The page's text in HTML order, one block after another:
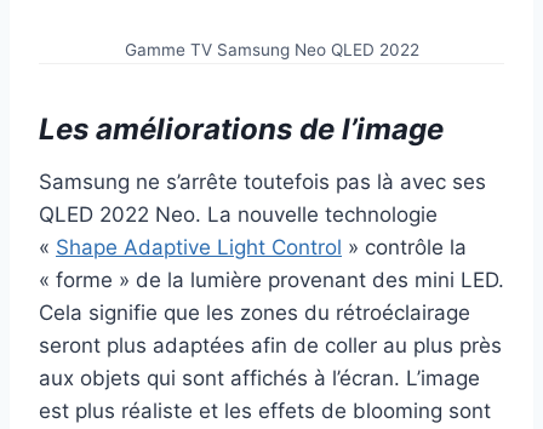
Gamme TV Samsung Neo QLED 2022
Les améliorations de l’image
Samsung ne s’arrête toutefois pas là avec ses
QLED 2022 Neo. La nouvelle technologie
« Shape Adaptive Light Control » contrôle la
« forme » de la lumière provenant des mini LED.
Cela signifie que les zones du rétroéclairage
seront plus adaptées afin de coller au plus près
aux objets qui sont affichés à l’écran. L’image
est plus réaliste et les effets de blooming sont